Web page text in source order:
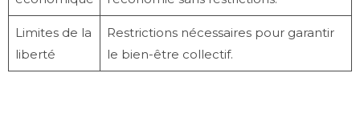
Limites de la
liberté
Restrictions nécessaires pour garantir
le bien-être collectif.